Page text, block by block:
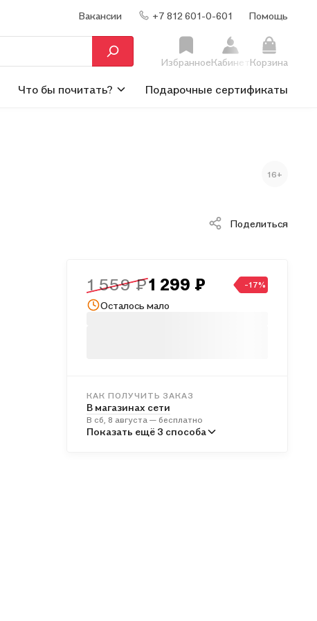
Вакансии +7 812 601-0-601 Помощь
ИзбранноеКабинет Корзина
Что бы почитать? Подарочные сертификаты
16+
Поделиться
1 559 ₽1 299 ₽ -17%
Осталось мало
КАК ПОЛУЧИТЬ ЗАКАЗ
В магазинах сети
В сб, 8 августа — бесплатно
В пунктах выдачи
Показать ещё 3 способа